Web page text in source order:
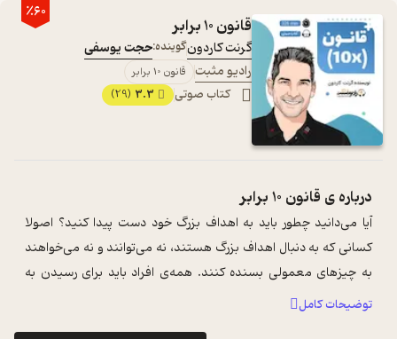
٪60
قانون 10 برابر
گرنت کاردونگوینده:حجت یوسفی
رادیو مثبت
قانون 10 برابر
کتاب صوتی 3.3
(29)
درباره ی قانون 10 برابر
آیا می‌دانید چطور باید به اهداف بزرگ خود دست پیدا کنید؟ اصولا
کسانی که به دنبال اهداف بزرگ هستند، نه می‌توانند و نه می‌خواهند
به چیزهای معمولی بسنده کنند. همه‌ی افراد باید برای رسیدن به
خواسته‌هایشان ...
توضیحات کامل